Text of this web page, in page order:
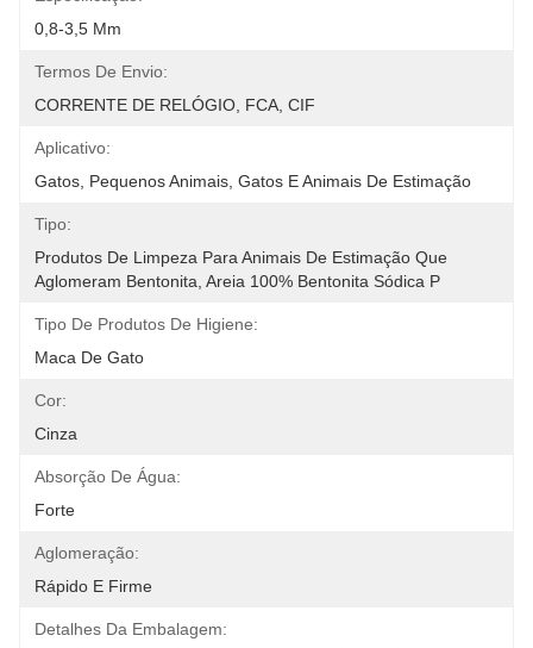
0,8-3,5 Mm
Termos De Envio:
CORRENTE DE RELÓGIO, FCA, CIF
Aplicativo:
Gatos, Pequenos Animais, Gatos E Animais De Estimação
Tipo:
Produtos De Limpeza Para Animais De Estimação Que
Aglomeram Bentonita, Areia 100% Bentonita Sódica P
Tipo De Produtos De Higiene:
Maca De Gato
Cor:
Cinza
Absorção De Água:
Forte
Aglomeração:
Rápido E Firme
Detalhes Da Embalagem: